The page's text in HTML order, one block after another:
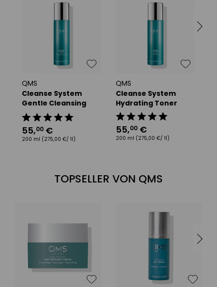
wirkt hautstraffend, pigment- &
spendet intensiv Feuchtigkeit
fördert die Zellneubildung
QMS
Cleanse System
Gentle Cleansing
Milk
55,00 €
200 ml (275,00 €/ 1l)
QMS
Cleanse System
Hydrating Toner
55,00 €
200 ml (275,00 €/ 1l)
TOPSELLER VON QMS